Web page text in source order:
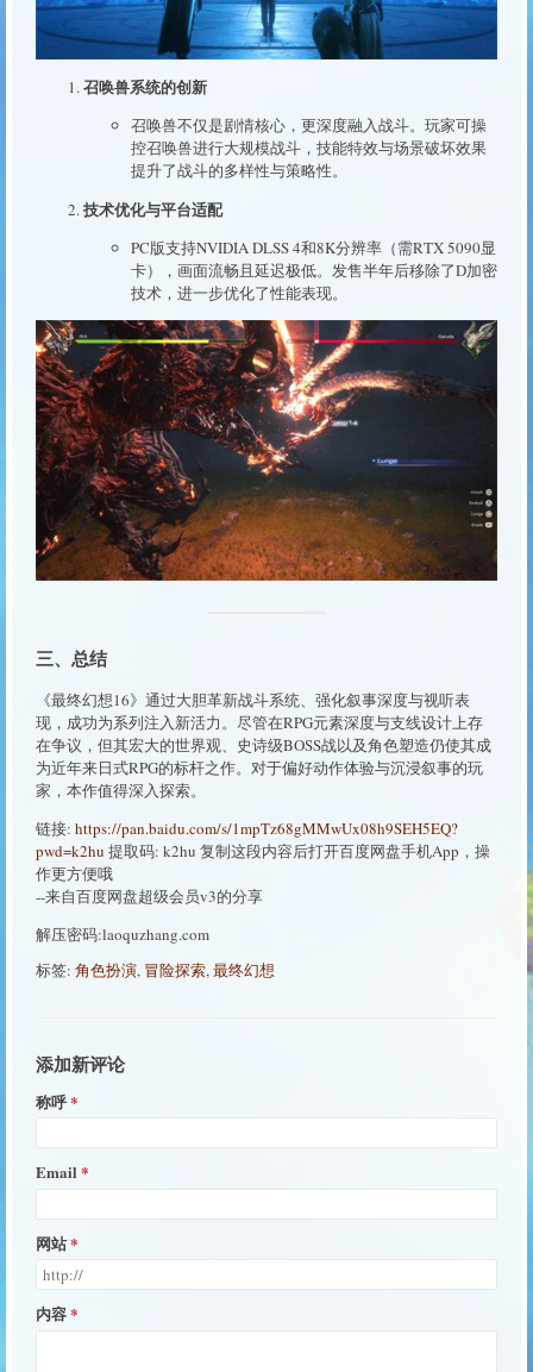
召唤兽系统的创新
召唤兽不仅是剧情核心，更深度融入战斗。玩家可操
控召唤兽进行大规模战斗，技能特效与场景破坏效果
提升了战斗的多样性与策略性。
技术优化与平台适配
PC版支持NVIDIA DLSS 4和8K分辨率（需RTX 5090显
卡），画面流畅且延迟极低。发售半年后移除了D加密
技术，进一步优化了性能表现。
三、总结
《最终幻想16》通过大胆革新战斗系统、强化叙事深度与视听表
现，成功为系列注入新活力。尽管在RPG元素深度与支线设计上存
在争议，但其宏大的世界观、史诗级BOSS战以及角色塑造仍使其成
为近年来日式RPG的标杆之作。对于偏好动作体验与沉浸叙事的玩
家，本作值得深入探索。
链接: https://pan.baidu.com/s/1mpTz68gMMwUx08h9SEH5EQ?
pwd=k2hu 提取码: k2hu 复制这段内容后打开百度网盘手机App，操
作更方便哦
--来自百度网盘超级会员v3的分享
解压密码:laoquzhang.com
标签: 角色扮演, 冒险探索,最终幻想
添加新评论
称呼
Email
网站
内容